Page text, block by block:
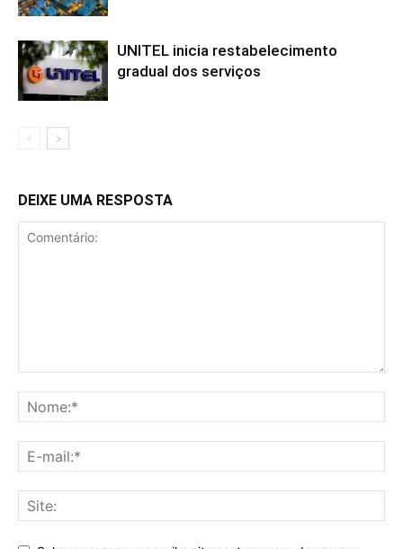
UNITEL inicia restabelecimento
gradual dos serviços
DEIXE UMA RESPOSTA